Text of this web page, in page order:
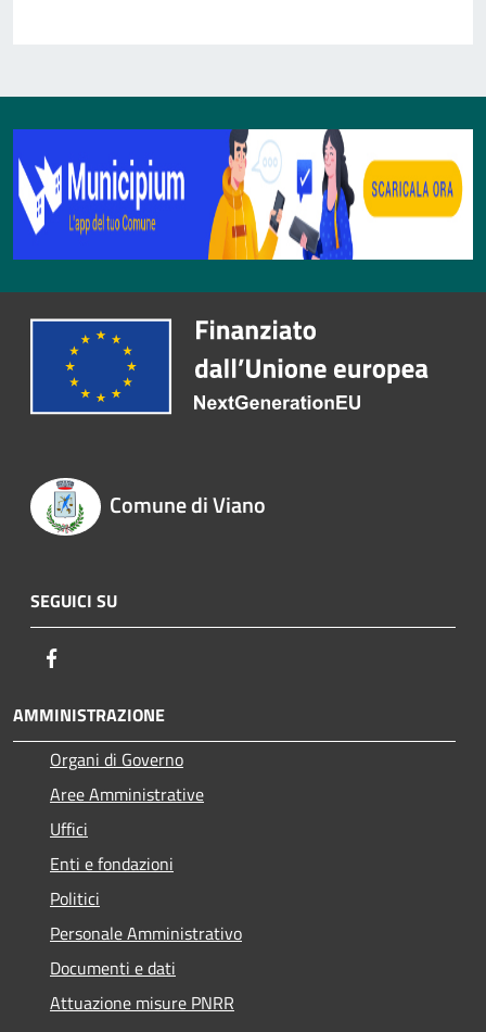
Comune di Viano
SEGUICI SU
AMMINISTRAZIONE
Organi di Governo
Aree Amministrative
Uffici
Enti e fondazioni
Politici
Personale Amministrativo
Documenti e dati
Attuazione misure PNRR